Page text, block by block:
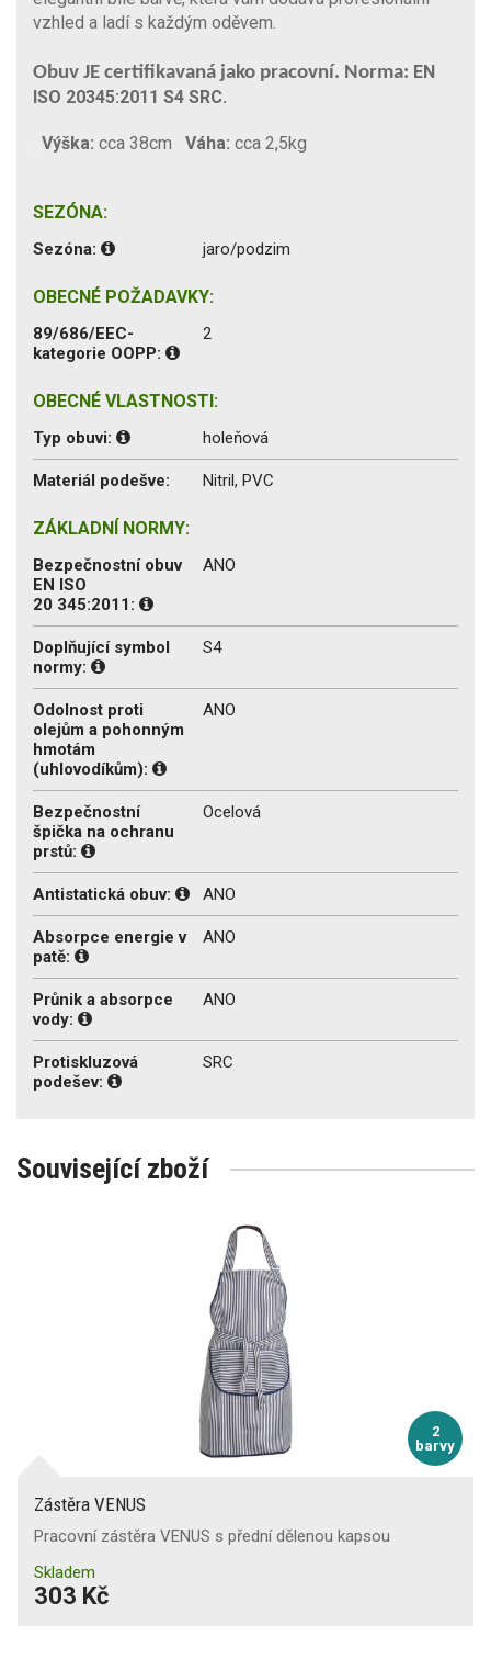
vzhled a ladí s každým oděvem.
Obuv JE certifikavaná jako pracovní. Norma: EN
ISO 20345:2011 S4 SRC.
Výška: cca 38cm Váha: cca 2,5kg
SEZÓNA:
Sezóna: jaro/podzim
OBECNÉ POŽADAVKY:
89/686/EEC-
kategorie OOPP:
2
OBECNÉ VLASTNOSTI:
Typ obuvi: holeňová
Materiál podešve: Nitril, PVC
ZÁKLADNÍ NORMY:
Bezpečnostní obuv
EN ISO
20 345:2011:
ANO
Doplňující symbol
normy:
S4
Odolnost proti
olejům a pohonným
hmotám
(uhlovodíkům):
ANO
Bezpečnostní
špička na ochranu
prstů:
Ocelová
Antistatická obuv: ANO
Absorpce energie v
patě:
ANO
Průnik a absorpce
vody:
ANO
Protiskluzová
podešev:
SRC
Související zboží
2
barvy
Zástěra VENUS
Pracovní zástěra VENUS s přední dělenou kapsou
Skladem
303 Kč